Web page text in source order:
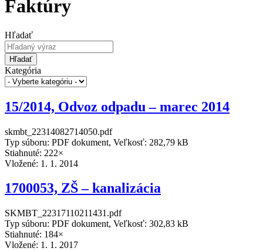
Faktúry
Hľadať
Hľadať
Kategória
15/2014, Odvoz odpadu – marec 2014
skmbt_22314082714050.pdf
Typ súboru: PDF dokument, Veľkosť: 282,79 kB
Stiahnuté: 222×
Vložené: 1. 1. 2014
1700053, ZŠ – kanalizácia
SKMBT_22317110211431.pdf
Typ súboru: PDF dokument, Veľkosť: 302,83 kB
Stiahnuté: 184×
Vložené: 1. 1. 2017